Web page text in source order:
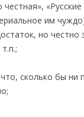
им
но
сколько бы ни